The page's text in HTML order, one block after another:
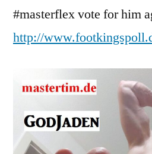
#masterflex vote for him
http://